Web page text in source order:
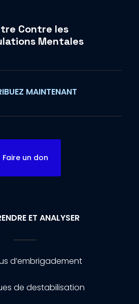
Contre les
Mentales
MAINTENANT
Faire un don
ET ANALYSER
d’embrigadement
de destabilisation